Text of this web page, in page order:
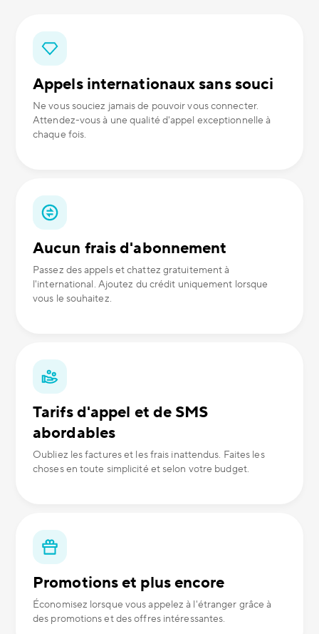
Appels internationaux sans souci
Ne vous souciez jamais de pouvoir vous connecter.
Attendez-vous à une qualité d'appel exceptionnelle à
chaque fois.
Aucun frais d'abonnement
Passez des appels et chattez gratuitement à
l'international. Ajoutez du crédit uniquement lorsque
vous le souhaitez.
Tarifs d'appel et de SMS
abordables
Oubliez les factures et les frais inattendus. Faites les
choses en toute simplicité et selon votre budget.
Promotions et plus encore
Économisez lorsque vous appelez à l'étranger grâce à
des promotions et des offres intéressantes.